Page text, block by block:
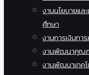
งานนโยบายแล
ศึกษา
งานการเงินกา
งานพัฒนาคุณ
งานพัฒนาเทค